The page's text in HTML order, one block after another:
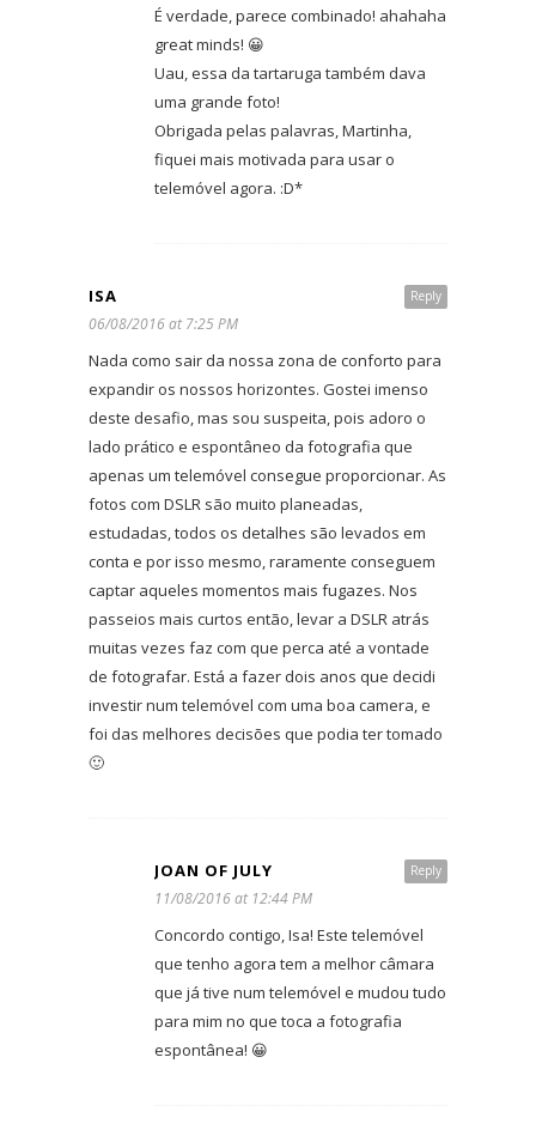
É verdade, parece combinado! ahahaha
great minds! 😀
Uau, essa da tartaruga também dava
uma grande foto!
Obrigada pelas palavras, Martinha,
fiquei mais motivada para usar o
telemóvel agora. :D*
Reply
ISA
06/08/2016 at 7:25 PM
Nada como sair da nossa zona de conforto para
expandir os nossos horizontes. Gostei imenso
deste desafio, mas sou suspeita, pois adoro o
lado prático e espontâneo da fotografia que
apenas um telemóvel consegue proporcionar. As
fotos com DSLR são muito planeadas,
estudadas, todos os detalhes são levados em
conta e por isso mesmo, raramente conseguem
captar aqueles momentos mais fugazes. Nos
passeios mais curtos então, levar a DSLR atrás
muitas vezes faz com que perca até a vontade
de fotografar. Está a fazer dois anos que decidi
investir num telemóvel com uma boa camera, e
foi das melhores decisões que podia ter tomado
🙂
Reply
JOAN OF JULY
11/08/2016 at 12:44 PM
Concordo contigo, Isa! Este telemóvel
que tenho agora tem a melhor câmara
que já tive num telemóvel e mudou tudo
para mim no que toca a fotografia
espontânea! 😀